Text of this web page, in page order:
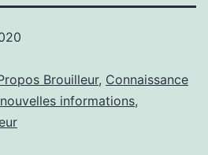
Brouilleur, Connaissance
informations,